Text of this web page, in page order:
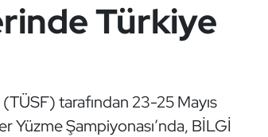
Türkiye
tarafından 23-25 Mayıs
Yüzme Şampiyonası’nda, BİLGİ